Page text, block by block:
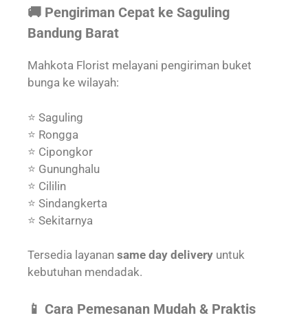
🚚 Pengiriman Cepat ke Saguling
Bandung Barat
Mahkota Florist melayani pengiriman buket
bunga ke wilayah:
⭐ Saguling
⭐ Rongga
⭐ Cipongkor
⭐ Gununghalu
⭐ Cililin
⭐ Sindangkerta
⭐ Sekitarnya
Tersedia layanan same day delivery untuk
kebutuhan mendadak.
📱 Cara Pemesanan Mudah & Praktis